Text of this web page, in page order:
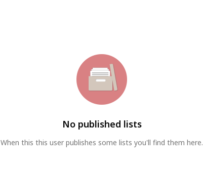
No published lists
When this this user publishes some lists you'll find them here.